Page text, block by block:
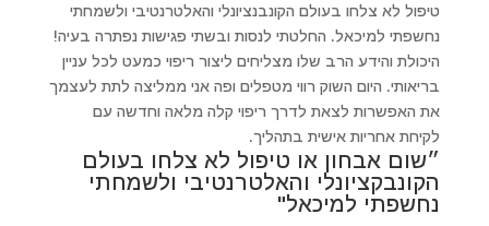
טיפול לא צלחו בעולם הקונבנציונלי והאלטרנטיבי ולשמחתי
נחשפתי למיכאל. החלטתי לנסות ובשתי פגישות נפתרה בעיה!
היכולת והידע הרב שלו מצליחים ליצור ריפוי כמעט לכל עניין
בריאותי. היום השוק רווי מטפלים ופה אני ממליצה לתת לעצמך
את האפשרות לצאת לדרך ריפוי קלה מלאה וחדשה עם
לקיחת אחריות אישית בתהליך.
״שום אבחון או טיפול לא צלחו בעולם
הקונבקציונלי והאלטרנטיבי ולשמחתי
נחשפתי למיכאל"